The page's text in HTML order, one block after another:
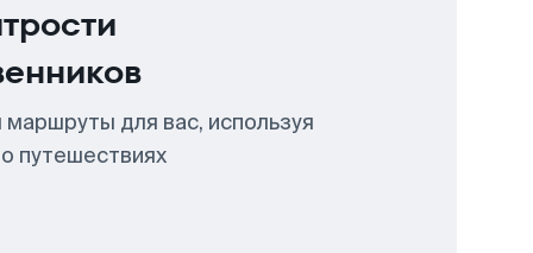
для вас, используя
путешествиях